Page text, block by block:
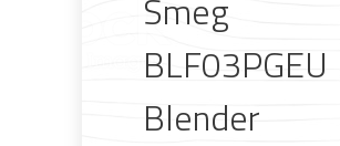
Pločasti
materijali
Alati i
pribor
Smeg
BLF03PGEU
Blender